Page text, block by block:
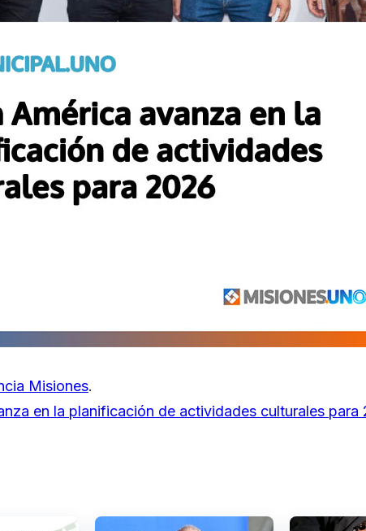
Misiones.
en la planificación de actividades culturales para